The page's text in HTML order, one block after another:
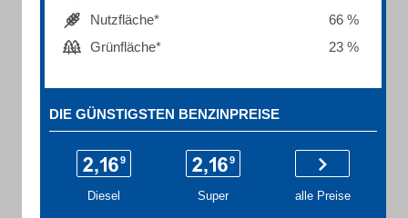
Nutzfläche*
66 %
Grünfläche*
23 %
DIE GÜNSTIGSTEN BENZINPREISE
Diesel Super alle Preise